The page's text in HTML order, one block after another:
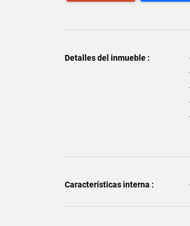
Detalles del inmueble :
Características interna :